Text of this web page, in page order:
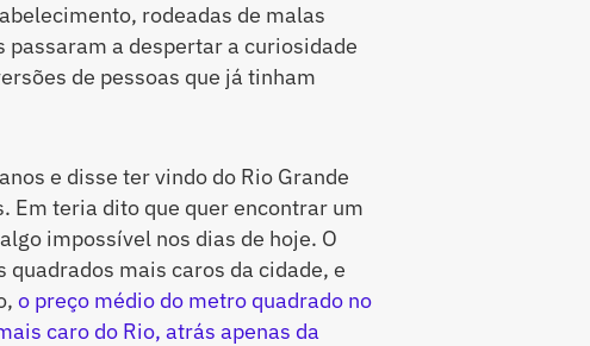
rodeadas de malas
passaram a despertar a curiosidade
de pessoas que já tinham
e disse ter vindo do Rio Grande
Em teria dito que quer encontrar um
impossível nos dias de hoje. O
mais caros da cidade, e
o preço médio do metro quadrado no
caro do Rio, atrás apenas da